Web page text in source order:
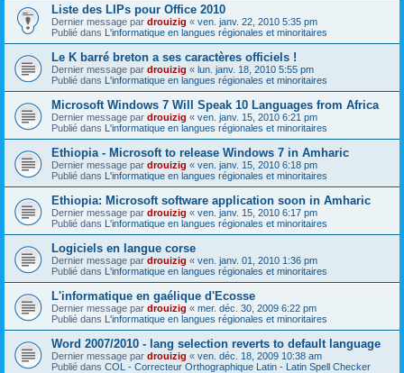
Liste des LIPs pour Office 2010
Dernier message par drouizig « ven. janv. 22, 2010 5:35 pm
Publié dans L'informatique en langues régionales et minoritaires
Le K barré breton a ses caractères officiels !
Dernier message par drouizig « lun. janv. 18, 2010 5:55 pm
Publié dans L'informatique en langues régionales et minoritaires
Microsoft Windows 7 Will Speak 10 Languages from Africa
Dernier message par drouizig « ven. janv. 15, 2010 6:21 pm
Publié dans L'informatique en langues régionales et minoritaires
Ethiopia - Microsoft to release Windows 7 in Amharic
Dernier message par drouizig « ven. janv. 15, 2010 6:18 pm
Publié dans L'informatique en langues régionales et minoritaires
Ethiopia: Microsoft software application soon in Amharic
Dernier message par drouizig « ven. janv. 15, 2010 6:17 pm
Publié dans L'informatique en langues régionales et minoritaires
Logiciels en langue corse
Dernier message par drouizig « ven. janv. 01, 2010 1:36 pm
Publié dans L'informatique en langues régionales et minoritaires
L'informatique en gaélique d'Ecosse
Dernier message par drouizig « mer. déc. 30, 2009 6:22 pm
Publié dans L'informatique en langues régionales et minoritaires
Word 2007/2010 - lang selection reverts to default language
Dernier message par drouizig « ven. déc. 18, 2009 10:38 am
Publié dans COL - Correcteur Orthographique Latin - Latin Spell Checker